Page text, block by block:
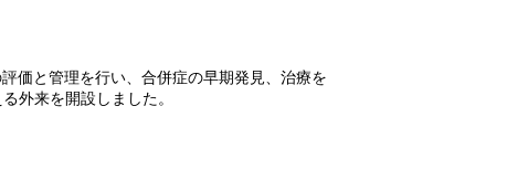
価と管理を行い、合併症の早期発見、治療を
外来を開設しました。